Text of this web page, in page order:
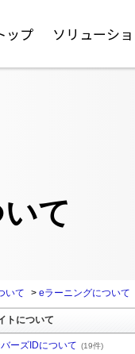
ップ ソリューシ
て
いて > eラーニングについて
トについて
バーズIDについて (19件)